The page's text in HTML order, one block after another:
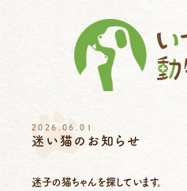
2026.06.01
迷い猫のお知らせ
迷子の猫ちゃんを探しています。